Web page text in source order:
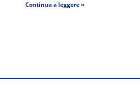
Continua a leggere »